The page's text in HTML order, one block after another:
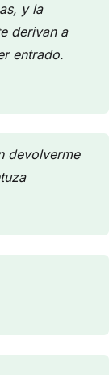
y la
derivan a
entrado.
devolverme